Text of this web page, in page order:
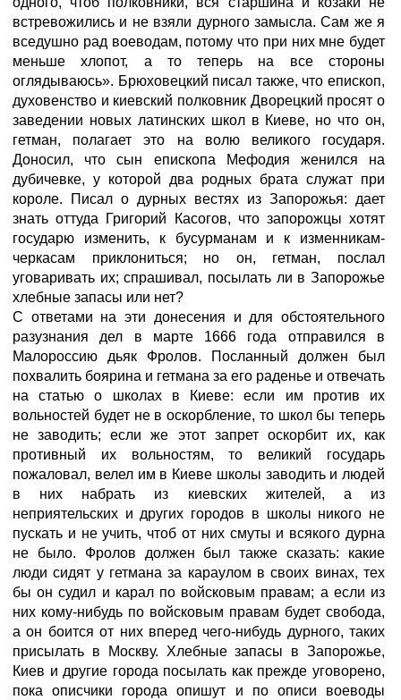
встревожились и не взяли дурного замысла. Сам же я
вседушно рад воеводам, потому что при них мне будет
меньше хлопот, а то теперь на все стороны
оглядываюсь». Брюховецкий писал также, что епископ,
духовенство и киевский полковник Дворецкий просят о
заведении новых латинских школ в Киеве, но что он,
гетман, полагает это на волю великого государя.
Доносил, что сын епископа Мефодия женился на
дубичевке, у которой два родных брата служат при
короле. Писал о дурных вестях из Запорожья: дает
знать оттуда Григорий Касогов, что запорожцы хотят
государю изменить, к бусурманам и к изменникам-
черкасам приклониться; но он, гетман, послал
уговаривать их; спрашивал, посылать ли в Запорожье
хлебные запасы или нет?
С ответами на эти донесения и для обстоятельного
разузнания дел в марте 1666 года отправился в
Малороссию дьяк Фролов. Посланный должен был
похвалить боярина и гетмана за его раденье и отвечать
на статью о школах в Киеве: если им против их
вольностей будет не в оскорбление, то школ бы теперь
не заводить; если же этот запрет оскорбит их, как
противный их вольностям, то великий государь
пожаловал, велел им в Киеве школы заводить и людей
в них набрать из киевских жителей, а из
неприятельских и других городов в школы никого не
пускать и не учить, чтоб от них смуты и всякого дурна
не было. Фролов должен был также сказать: какие
люди сидят у гетмана за караулом в своих винах, тех
бы он судил и карал по войсковым правам; а если из
них кому-нибудь по войсковым правам будет свобода,
а он боится от них вперед чего-нибудь дурного, таких
присылать в Москву. Хлебные запасы в Запорожье,
Киев и другие города посылать как прежде уговорено,
пока описчики города опишут и по описи воеводы